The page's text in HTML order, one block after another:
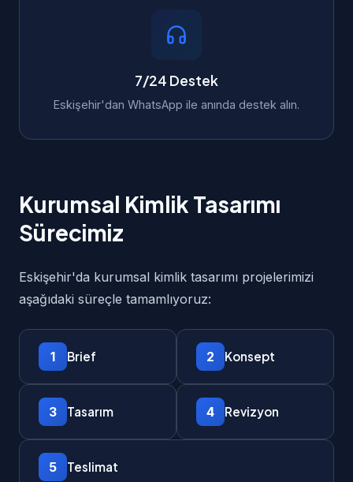
7/24 Destek
Eskişehir'dan WhatsApp ile anında destek alın.
Kurumsal Kimlik Tasarımı
Sürecimiz
Eskişehir'da kurumsal kimlik tasarımı projelerimizi
aşağıdaki süreçle tamamlıyoruz:
1 Brief 2 Konsept
3 Tasarım 4 Revizyon
5 Teslimat